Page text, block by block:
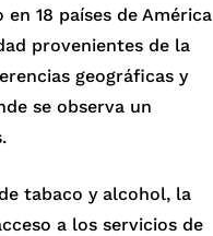
18 países de América
provenientes de la
geográficas y
se observa un
tabaco y alcohol, la
a los servicios de